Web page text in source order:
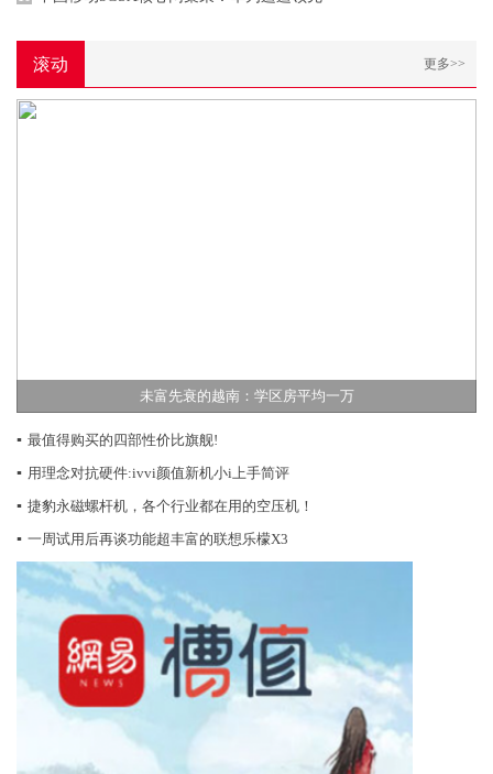
滚动 更多>>
未富先衰的越南：学区房平均一万
▪ 最值得购买的四部性价比旗舰!
▪ 用理念对抗硬件:ivvi颜值新机小i上手简评
▪ 捷豹永磁螺杆机，各个行业都在用的空压机！
▪ 一周试用后再谈功能超丰富的联想乐檬X3